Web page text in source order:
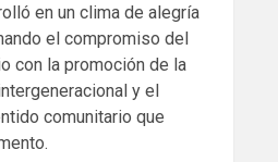
en un clima de alegría
el compromiso del
con la promoción de la
y el
comunitario que